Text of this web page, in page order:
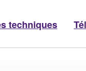
techniques